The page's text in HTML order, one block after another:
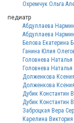
Охремчук Ольга
педиатр
Абдуллаева
Абдуллаева
Белова Екатерина
Ганина Юлия
Головнева
Головнева
Долженкова
Долженкова
Дубик Константин
Дубик Константин
Заброцкая Вера
Карелина